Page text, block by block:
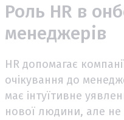
Роль HR в
менеджерів
HR допомагає
очікування до
має інтуїтивне
нової людини, але